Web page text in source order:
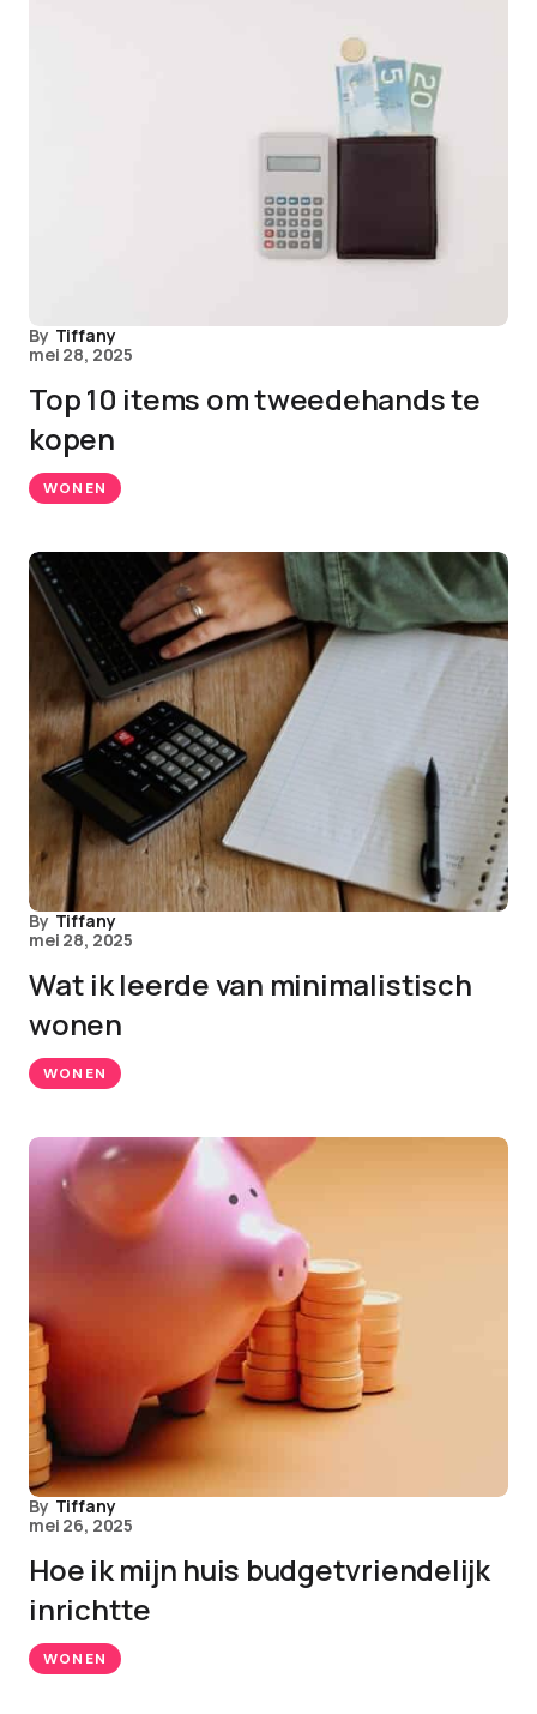
By Tiffany
mei 28, 2025
Top 10 items om tweedehands te
kopen
WONEN
By Tiffany
mei 28, 2025
Wat ik leerde van minimalistisch
wonen
WONEN
By Tiffany
mei 26, 2025
Hoe ik mijn huis budgetvriendelijk
inrichtte
WONEN